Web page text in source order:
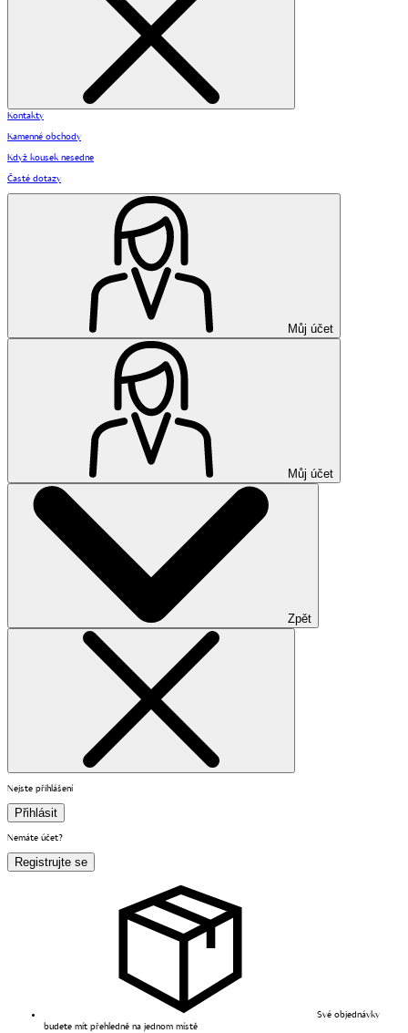
Kontakty
Kamenné obchody
Když kousek nesedne
Časté dotazy
Můj účet
Můj účet
Zpět
Nejste přihlášení
Přihlásit
Nemáte účet?
Registrujte se
Své objednávky
budete mít přehledně na jednom místě